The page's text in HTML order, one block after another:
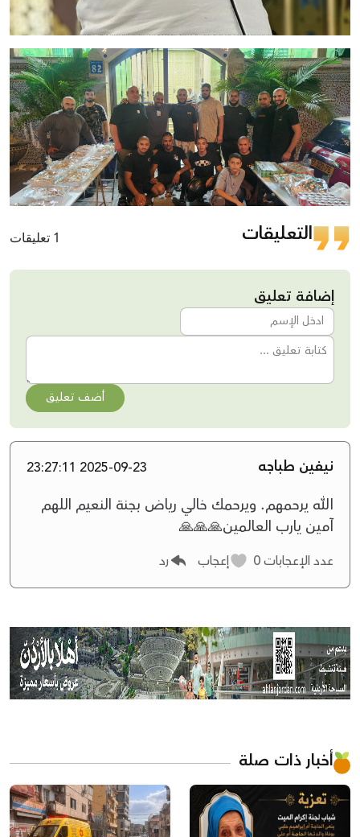
التعليقات 1 تعليقات
إضافة تعليق
أضف تعليق
نيفين طباجه 2025-09-23 23:27:11
الله يرحمهم. ويرحمك خالي رياض بجنة النعيم اللهم
آمين يارب العالمين🙏🙏🙏
عدد الإعجابات إعجاب رد
أخبار ذات صلة